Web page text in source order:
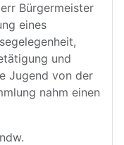
Bürgermeister
eines
und
Jugend von der
nahm einen